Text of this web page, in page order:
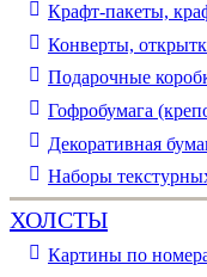
Крафт-пакеты,
Конверты,
Подарочные
Гофробумага
Декоративная
Наборы
ХОЛСТЫ
Картины по